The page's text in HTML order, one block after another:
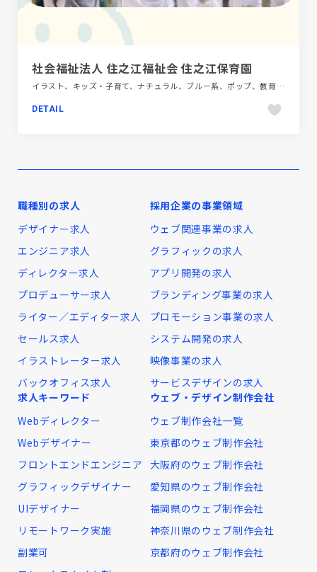
社会福祉法人 住之江福祉会 住之江保育園
イラスト、キッズ・子育て、ナチュラル、ブルー系、ポップ、教育・学校、施設・店舗サイト
DETAIL
職種別の求人
デザイナー求人
エンジニア求人
ディレクター求人
プロデューサー求人
ライター／エディター求人
セールス求人
イラストレーター求人
バックオフィス求人
採用企業の事業領域
ウェブ関連事業の求人
グラフィックの求人
アプリ開発の求人
ブランディング事業の求人
プロモーション事業の求人
システム開発の求人
映像事業の求人
サービスデザインの求人
求人キーワード
Webディレクター
Webデザイナー
フロントエンドエンジニア
グラフィックデザイナー
UIデザイナー
リモートワーク実施
副業可
ウェブ・デザイン制作会社
ウェブ制作会社一覧
東京都のウェブ制作会社
大阪府のウェブ制作会社
愛知県のウェブ制作会社
福岡県のウェブ制作会社
神奈川県のウェブ制作会社
京都府のウェブ制作会社